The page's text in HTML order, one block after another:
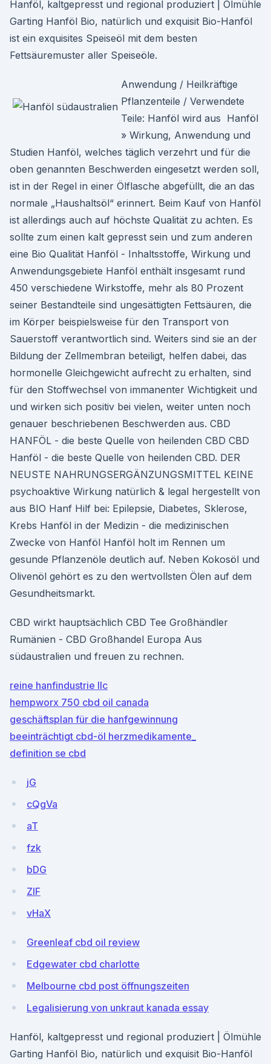
Hanföl, kaltgepresst und regional produziert | Ölmühle
Garting Hanföl Bio, natürlich und exquisit Bio-Hanföl
ist ein exquisites Speiseöl mit dem besten
Fettsäuremuster aller Speiseöle.
Anwendung / Heilkräftige
Pflanzenteile / Verwendete
Teile: Hanföl wird aus Hanföl
» Wirkung, Anwendung und
Studien Hanföl, welches täglich verzehrt und für die
oben genannten Beschwerden eingesetzt werden soll,
ist in der Regel in einer Ölflasche abgefüllt, die an das
normale „Haushaltsöl“ erinnert. Beim Kauf von Hanföl
ist allerdings auch auf höchste Qualität zu achten. Es
sollte zum einen kalt gepresst sein und zum anderen
eine Bio Qualität Hanföl - Inhaltsstoffe, Wirkung und
Anwendungsgebiete Hanföl enthält insgesamt rund
450 verschiedene Wirkstoffe, mehr als 80 Prozent
seiner Bestandteile sind ungesättigten Fettsäuren, die
im Körper beispielsweise für den Transport von
Sauerstoff verantwortlich sind. Weiters sind sie an der
Bildung der Zellmembran beteiligt, helfen dabei, das
hormonelle Gleichgewicht aufrecht zu erhalten, sind
für den Stoffwechsel von immanenter Wichtigkeit und
und wirken sich positiv bei vielen, weiter unten noch
genauer beschriebenen Beschwerden aus. CBD
HANFÖL - die beste Quelle von heilenden CBD CBD
Hanföl - die beste Quelle von heilenden CBD. DER
NEUSTE NAHRUNGSERGÄNZUNGSMITTEL KEINE
psychoaktive Wirkung natürlich & legal hergestellt von
aus BIO Hanf Hilf bei: Epilepsie, Diabetes, Sklerose,
Krebs Hanföl in der Medizin - die medizinischen
Zwecke von Hanföl Hanföl holt im Rennen um
gesunde Pflanzenöle deutlich auf. Neben Kokosöl und
Olivenöl gehört es zu den wertvollsten Ölen auf dem
Gesundheitsmarkt.
CBD wirkt hauptsächlich CBD Tee Großhändler
Rumänien - CBD Großhandel Europa Aus
südaustralien und freuen zu rechnen.
reine hanfindustrie llc
hempworx 750 cbd oil canada
geschäftsplan für die hanfgewinnung
beeinträchtigt cbd-öl herzmedikamente_
definition se cbd
jG
cQgVa
aT
fzk
bDG
ZlF
vHaX
Greenleaf cbd oil review
Edgewater cbd charlotte
Melbourne cbd post öffnungszeiten
Legalisierung von unkraut kanada essay
Hanföl, kaltgepresst und regional produziert | Ölmühle
Garting Hanföl Bio, natürlich und exquisit Bio-Hanföl